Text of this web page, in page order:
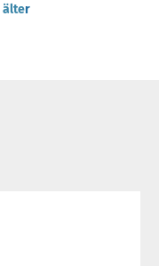
älter